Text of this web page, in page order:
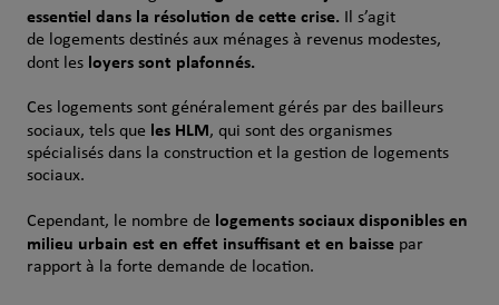
essentiel dans la résolution de cette crise. Il s’agit
de logements destinés aux ménages à revenus modestes,
dont les loyers sont plafonnés.
Ces logements sont généralement gérés par des bailleurs
sociaux, tels que les HLM, qui sont des organismes
spécialisés dans la construction et la gestion de logements
sociaux.
Cependant, le nombre de logements sociaux disponibles en
milieu urbain est en effet insuffisant et en baissepar
rapport à la forte demande de location.